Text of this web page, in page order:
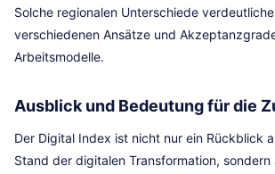
Solche regionalen Unterschiede
verschiedenen Ansätze und
Arbeitsmodelle.
Ausblick und Bedeutung für die
Der Digital Index ist nicht nur ein Rückblick
Stand der digitalen Transformation,